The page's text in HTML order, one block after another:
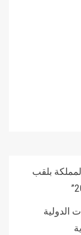
بلقب
الدولية